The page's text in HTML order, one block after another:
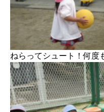
ねらってシュート！何度